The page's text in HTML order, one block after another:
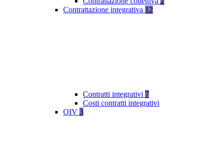
Contrattazione integrativa 12
Contratti integrativi 7
Costi contratti integrativi
OIV 3